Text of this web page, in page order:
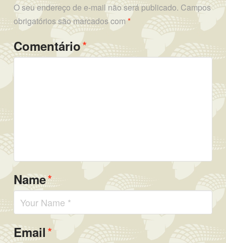
O seu endereço de e-mail não será publicado. Campos
obrigatórios são marcados com*
Comentário*
Name*
Email*